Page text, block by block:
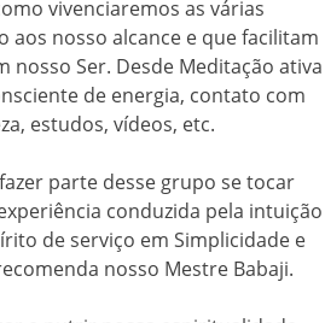
vivenciaremos as várias
aos nosso alcance e que facilitam
nosso Ser. Desde Meditação ativa
de energia, contato com
estudos, vídeos, etc.
parte desse grupo se tocar
conduzida pela intuição
de serviço em Simplicidade e
nosso Mestre Babaji.